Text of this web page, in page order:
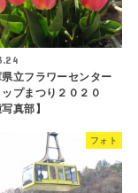
立フラワーセンター
プまつり２０２０
真部】
フォト